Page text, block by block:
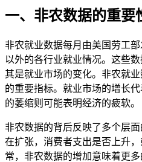
一、非农数据的重要
非农就业数据每月由美国劳工
以外的各行业就业情况。这些
其是就业市场的变化。非农就
的重要指标。就业市场的增长
的萎缩则可能表明经济的疲软。
非农数据的背后反映了多个层
在扩张，消费者支出是否上升
常，非农数据的增加意味着更